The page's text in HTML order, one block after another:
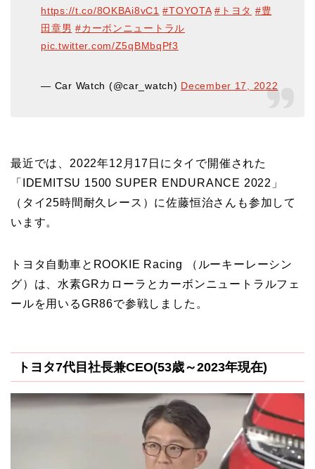
https://t.co/8OKBAi8vC1 #TOYOTA #トヨタ #豊
田章男 #カーボンニュートラル
pic.twitter.com/Z5qBMbqPf3
— Car Watch (@car_watch) December 17, 2022
最近では、2022年12月17日にタイで開催された
「IDEMITSU 1500 SUPER ENDURANCE 2022」
（タイ25時間耐久レース）に佐藤恒治さんも参加して
います。
トヨタ自動車とROOKIE Racing （ルーキーレーシン
グ）は、水素GRカローラとカーボンニュートラルフェ
ールを用いるGR86で参戦しました。
トヨタ7代目社長兼CEO(53歳～2023年現在)